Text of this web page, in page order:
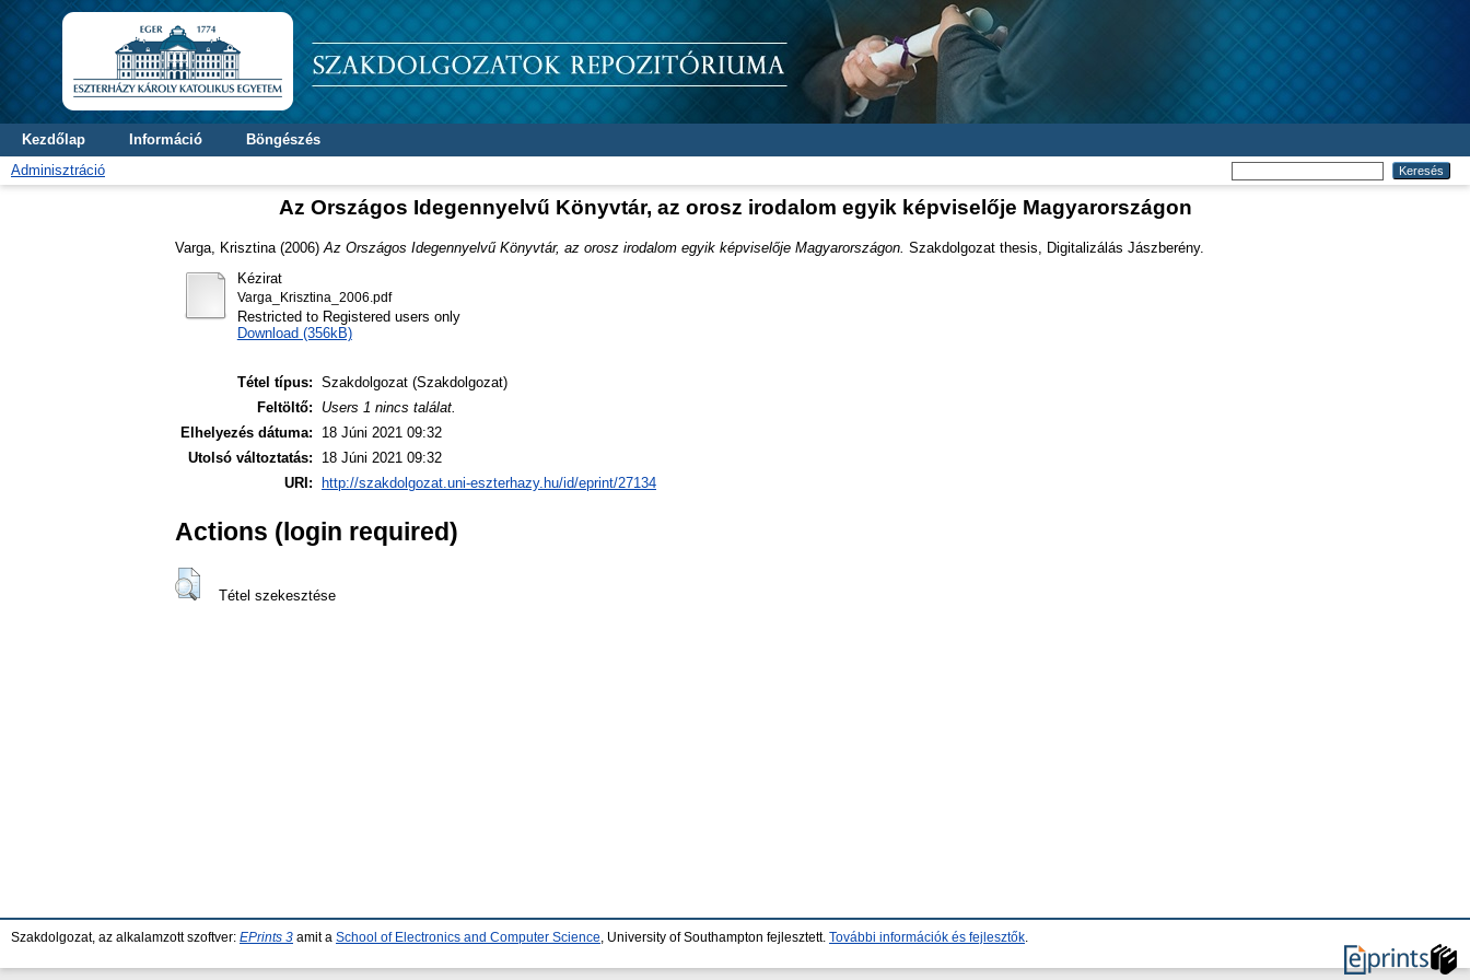
Kezdőlap Információ
Böngészés
Adminisztráció
Az Országos Idegennyelvű Könyvtár, az orosz irodalom egyik képviselője Magyarországon
Varga, Krisztina (2006) Az Országos Idegennyelvű Könyvtár, az orosz irodalom egyik képviselője Magyarországon. Szakdolgozat thesis, Digitalizálás Jászberény.
Kézirat
Varga_Krisztina_2006.pdf
Restricted to Registered users only
Download (356kB)
Tétel típus: Szakdolgozat (Szakdolgozat)
Feltöltő:
Users 1 nincs találat.
Elhelyezés dátuma:
18 Júni 2021 09:32
Utolsó változtatás:
18 Júni 2021 09:32
URI:
http://szakdolgozat.uni-eszterhazy.hu/id/eprint/27134
Actions (login required)
Tétel szekesztése
Szakdolgozat, az alkalamzott szoftver: EPrints 3 amit a School of Electronics and Computer Science , University of Southampton fejlesztett. További információk és fejlesztők